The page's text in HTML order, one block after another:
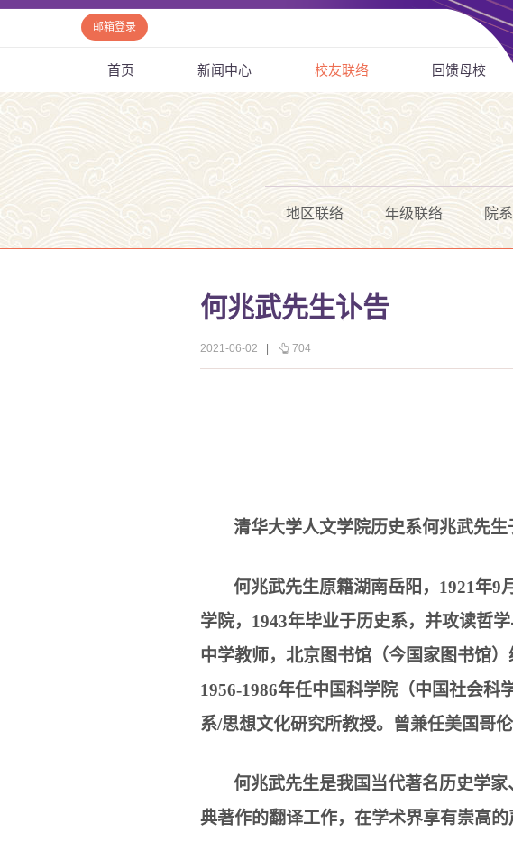
邮箱登录
首页 新闻中心 校友联络 回馈母校
地区联络 年级联络 院
何兆武先生讣告
2021-06-02 704
清华大学人文学院历史系何兆武先生
何兆武先生原籍湖南岳阳， 1921年9月
学院， 1943年毕业于历史系，并攻读哲学
中学教师，北京图书馆（今国家图书馆
1956-1986年任中国科学院（中国社会科
系/思想文化研究所教授。曾兼任美国哥
何兆武先生是我国当代著名历史学
典著作的翻译工作，在学术界享有崇高